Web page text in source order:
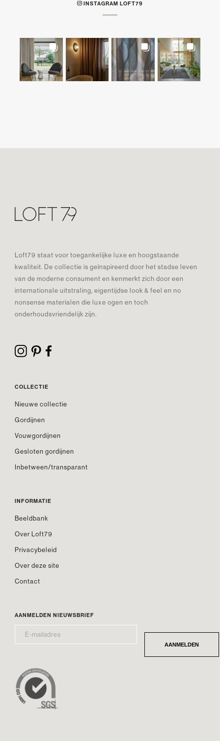
INSTAGRAM LOFT79
Loft79 staat voor toegankelijke luxe en hoogstaande
kwaliteit. De collectie is geïnspireerd door het stadse leven
van de moderne consument en kenmerkt zich door een
internationale uitstraling, eigentijdse look & feel en no
nonsense materialen die luxe ogen en toch
onderhoudsvriendelijk zijn.
COLLECTIE
Nieuwe collectie
Gordijnen
Vouwgordijnen
Gesloten gordijnen
Inbetween/transparant
INFORMATIE
Beeldbank
Over Loft79
Privacybeleid
Over deze site
Contact
AANMELDEN NIEUWSBRIEF
MAILADRES* AANMELDEN